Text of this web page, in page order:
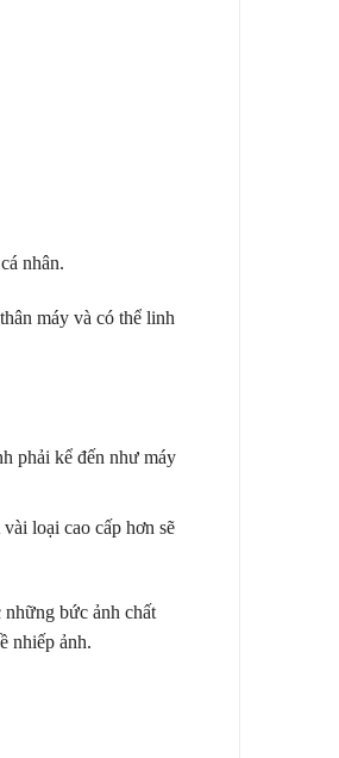
nhân.
máy và có thể linh
phải kể đến như máy
loại cao cấp hơn sẽ
bức ảnh chất
nhiếp ảnh.